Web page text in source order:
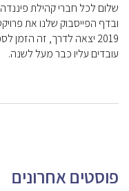
שלום לכל חברי קהילת
2019 יצאה לדרך, זה
עובדים עליו כבר מעל לשנה.
פוסטים אחרונים